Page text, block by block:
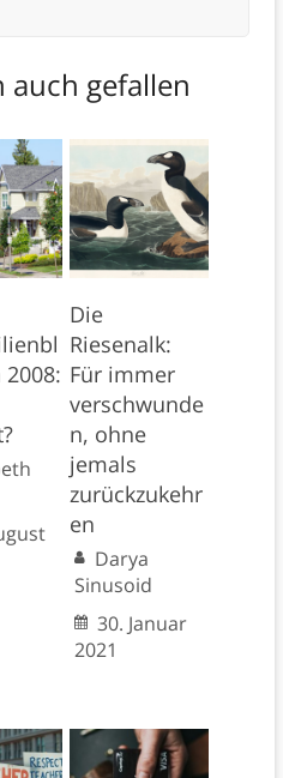
auch gefallen
Die
Riesenalk:
Für immer
verschwunde
n, ohne
jemals
zurückzukehr
en
Darya
Sinusoid
30. Januar
2021